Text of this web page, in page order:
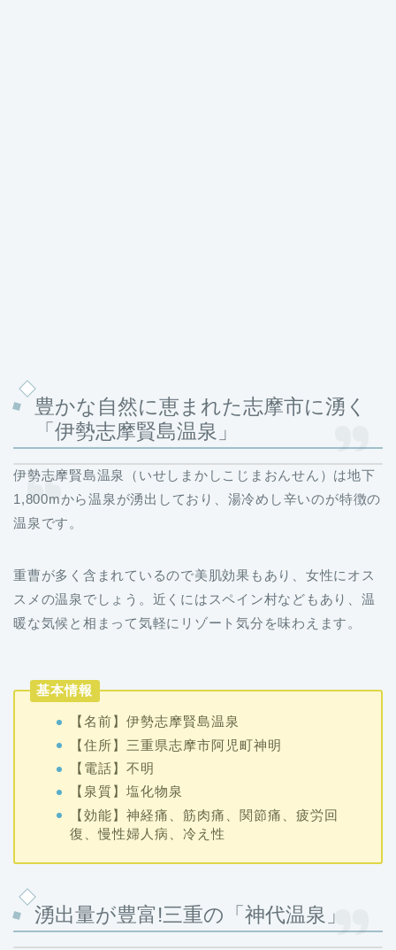
豊かな自然に恵まれた志摩市に湧く
「伊勢志摩賢島温泉」
伊勢志摩賢島温泉（いせしまかしこじまおんせん）は地下
1,800mから温泉が湧出しており、湯冷めし辛いのが特徴の
温泉です。
重曹が多く含まれているので美肌効果もあり、女性にオス
スメの温泉でしょう。近くにはスペイン村などもあり、温
暖な気候と相まって気軽にリゾート気分を味わえます。
基本情報
【名前】伊勢志摩賢島温泉
【住所】三重県志摩市阿児町神明
【電話】不明
【泉質】塩化物泉
【効能】神経痛、筋肉痛、関節痛、疲労回
復、慢性婦人病、冷え性
湧出量が豊富!三重の「神代温泉」